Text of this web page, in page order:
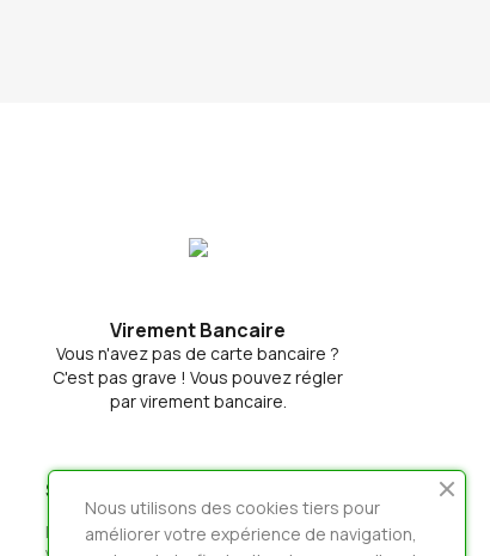
Virement Bancaire
Vous n'avez pas de carte bancaire ?
C'est pas grave ! Vous pouvez régler
par virement bancaire.
SHOP-EINSTELLUNGEN
loicradio - Habillages Radios, Voix Off &
Nous utilisons des cookies tiers pour
améliorer votre expérience de navigation,